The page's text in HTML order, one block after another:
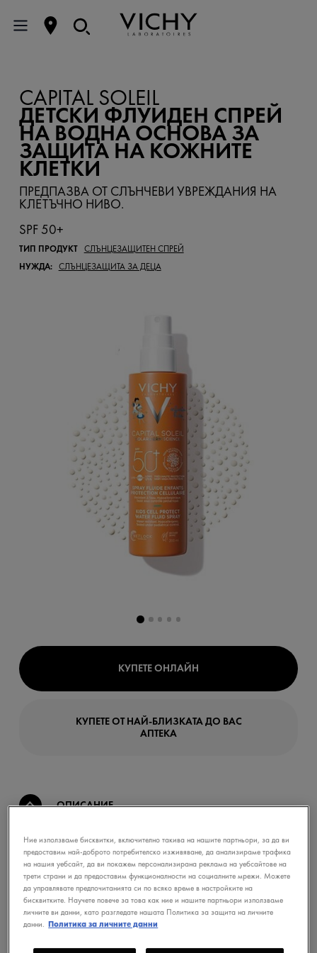
CAPITAL SOLEIL
ДЕТСКИ ФЛУИДЕН СПРЕЙ
НА ВОДНА ОСНОВА ЗА
ЗАЩИТА НА КОЖНИТЕ
КЛЕТКИ
ПРЕДПАЗВА ОТ СЛЪНЧЕВИ УВРЕЖДАНИЯ НА
КЛЕТЪЧНО НИВО.
SPF 50+
ТИП ПРОДУКТ СЛЪНЦЕЗАЩИТЕН СПРЕЙ
НУЖДА: СЛЪНЦЕЗАЩИТА ЗА ДЕЦА
КУПЕТЕ ОНЛАЙН
КУПЕТЕ ОТ НАЙ-БЛИЗКАТА ДО ВАС
АПТЕКА
ОПИСАНИЕ
ДЕТСКИ ФЛУИДЕН СПРЕЙ НА ВОДНА
ОСНОВА ЗА ЗАЩИТА НА КОЖНИТЕ
КЛЕТКИ SPF 50+ осигурява
усъвършенствана защита на 4 нива (от UVB,
UVA, дълги UVA лъчи и антиоксидантно
действие) за предотвратяване на слънчеви
Ние използваме бисквитки, включително такива на нашите партньори, за да ви
предоставим най-доброто потребителско изживяване, да анализираме трафика
на нашия уебсайт, да ви покажем персонализирана реклама на уебсайтове на
трети страни и да предоставим функционалности на социалните мрежи. Можете
да управлявате предпочитанията си по всяко време в настройките на
бисквитките. Научете повече за това как ние и нашите партньори използваме
личните ви данни, като разгледате нашата Политика за защита на личните
данни.
Политика за личните данни